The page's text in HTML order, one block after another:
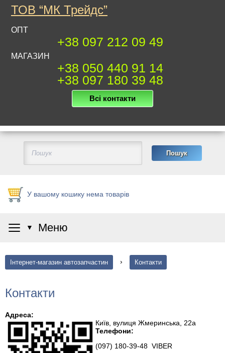
ТОВ “МК Трейдс”
ОПТ
+38 097 212 09 49
МАГАЗИН
+38 050 440 91 14
+38 097 180 39 48
Всі контакти
У вашому кошику нема товарів
≡ ▼ Меню
Інтернет-магазин автозапчастин › Контакти
Контакти
Адреса:
Київ, вулиця Жмеринська, 22а
Телефони:
(097) 180-39-48 VIBER